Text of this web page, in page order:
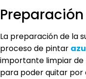
La preparación de la
proceso de pintar
importante limpiar de
para poder quitar por